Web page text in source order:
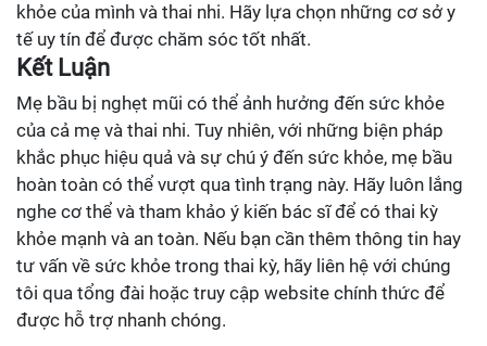
khỏe của mình và thai nhi. Hãy lựa chọn những cơ sở y
tế uy tín để được chăm sóc tốt nhất.
Kết Luận
Mẹ bầu bị nghẹt mũi có thể ảnh hưởng đến sức khỏe
của cả mẹ và thai nhi. Tuy nhiên, với những biện pháp
khắc phục hiệu quả và sự chú ý đến sức khỏe, mẹ bầu
hoàn toàn có thể vượt qua tình trạng này. Hãy luôn lắng
nghe cơ thể và tham khảo ý kiến bác sĩ để có thai kỳ
khỏe mạnh và an toàn. Nếu bạn cần thêm thông tin hay
tư vấn về sức khỏe trong thai kỳ, hãy liên hệ với chúng
tôi qua tổng đài hoặc truy cập website chính thức để
được hỗ trợ nhanh chóng.